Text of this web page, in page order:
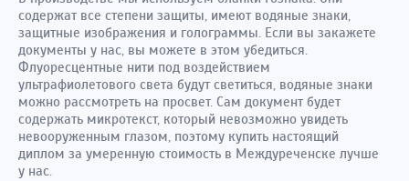
содержат все степени защиты, имеют водяные знаки,
защитные изображения и голограммы. Если вы закажете
документы у нас, вы можете в этом убедиться.
Флуоресцентные нити под воздействием
ультрафиолетового света будут светиться, водяные знаки
можно рассмотреть на просвет. Сам документ будет
содержать микротекст, который невозможно увидеть
невооруженным глазом, поэтому купить настоящий
диплом за умеренную стоимость в Междуреченске лучше
у нас.